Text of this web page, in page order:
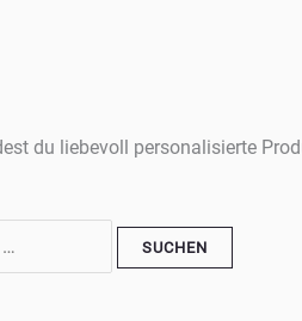
du liebevoll personalisierte
SUCHEN
Max.
Preis